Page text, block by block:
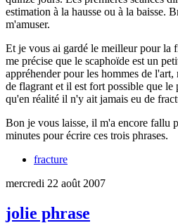
estimation à la hausse ou à la baisse.
m'amuser.
Et je vous ai gardé le meilleur pour la
me précise que le scaphoïde est un
appréhender pour les hommes de
de flagrant et il est fort possible que le
qu'en réalité il n'y ait jamais eu de
Bon je vous laisse, il m'a encore fallu
minutes pour écrire ces trois phrases.
fracture
mercredi 22 août 2007
jolie phrase